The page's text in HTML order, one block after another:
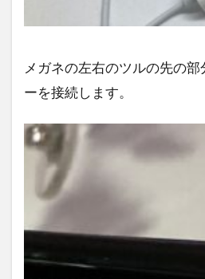
メガネの左右のツルの先の
ーを接続します。